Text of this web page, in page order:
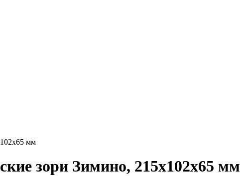
мм
зори Зимино, 215х102х65 мм